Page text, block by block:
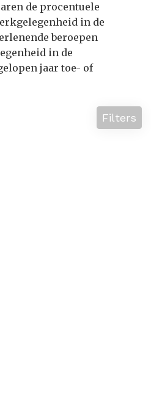
de procentuele
in de
beroepen
in de
jaar toe- of
Filters